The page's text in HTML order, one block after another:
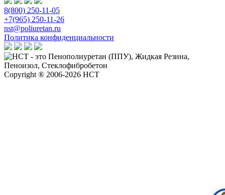
8(800) 250-11-05
+7(965) 250-11-26
nst@poliuretan.ru
Политика конфиденциальности
Copyright ® 2006-2026 НСТ